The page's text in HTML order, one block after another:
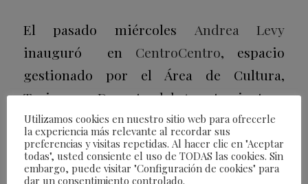
El pasado miércoles Andrea Levy
inauguró en CentroCentro, espacio
gestionado por el Área de Cultura,
Turismo y Deporte del Ayuntamiento a
través de Madrid Destino, la exposición
Entre el arte y la moda. Fotografías
de la colección deCarla Sozzani. La
Utilizamos cookies en nuestro sitio web para ofrecerle
la experiencia más relevante al recordar sus
preferencias y visitas repetidas. Al hacer clic en "Aceptar
todas", usted consiente el uso de TODAS las cookies. Sin
embargo, puede visitar "Configuración de cookies" para
dar un consentimiento controlado.